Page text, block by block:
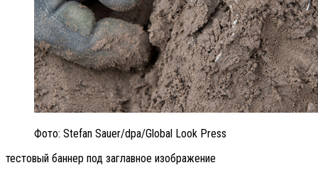
Фото: Stefan Sauer/dpa/Global Look Press
тестовый баннер под заглавное изображение